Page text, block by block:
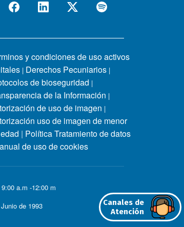
Canales de
Atención
y condiciones de uso activos
| Derechos Pecuniarios |
de bioseguridad |
de la Información |
de uso de imagen |
uso de imagen de menor
| Política Tratamiento de datos
de uso de cookies
a.m -12:00 m
de 1993